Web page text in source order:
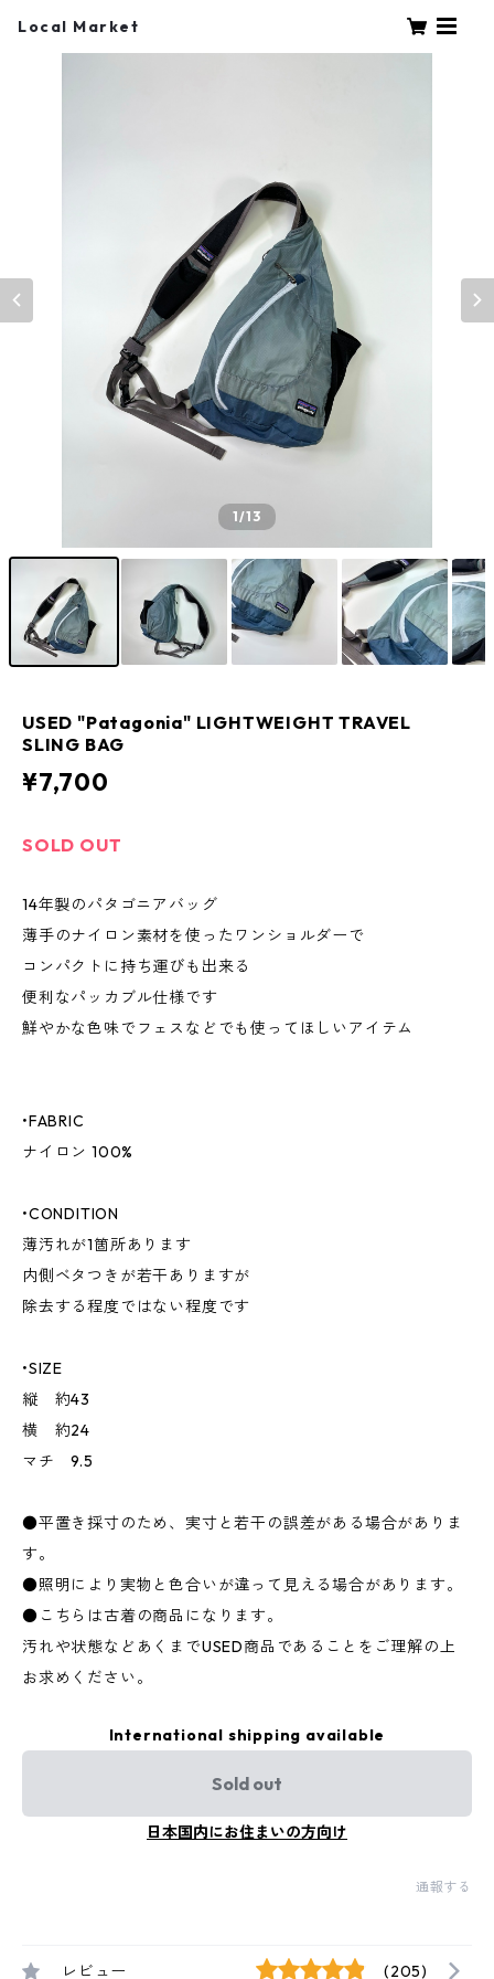
Local Market
1/13
USED "Patagonia" LIGHTWEIGHT TRAVEL
SLING BAG
¥7,700
SOLD OUT
14年製のパタゴニアバッグ
薄手のナイロン素材を使ったワンショルダーで
コンパクトに持ち運びも出来る
便利なパッカブル仕様です
鮮やかな色味でフェスなどでも使ってほしいアイテム
•FABRIC
ナイロン 100%
•CONDITION
薄汚れが1箇所あります
内側ベタつきが若干ありますが
除去する程度ではない程度です
•SIZE
縦 約43
横 約24
マチ 9.5
●平置き採寸のため、実寸と若干の誤差がある場合がありま
す。
●照明により実物と色合いが違って見える場合があります。
●こちらは古着の商品になります。
汚れや状態などあくまでUSED商品であることをご理解の上
お求めください。
International shipping available
Sold out
日本国内にお住まいの方向け
通報する
レビュー (205)